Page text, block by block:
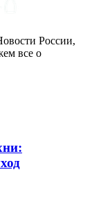
России,
все о